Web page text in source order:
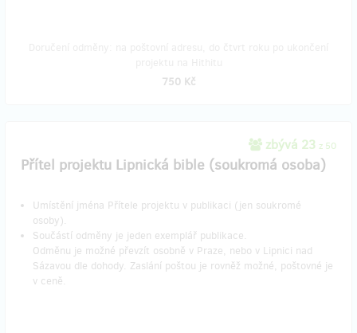
750 Kč
zbývá 23 z 50
Přítel projektu Lipnická bible (soukromá osoba)
Umístění jména Přítele projektu v publikaci (jen soukromé
osoby).
Součástí odměny je jeden exemplář publikace.
Odměnu je možné převzít osobně v Praze, nebo v Lipnici nad
Sázavou dle dohody. Zaslání poštou je rovněž možné, poštovné je
v ceně.